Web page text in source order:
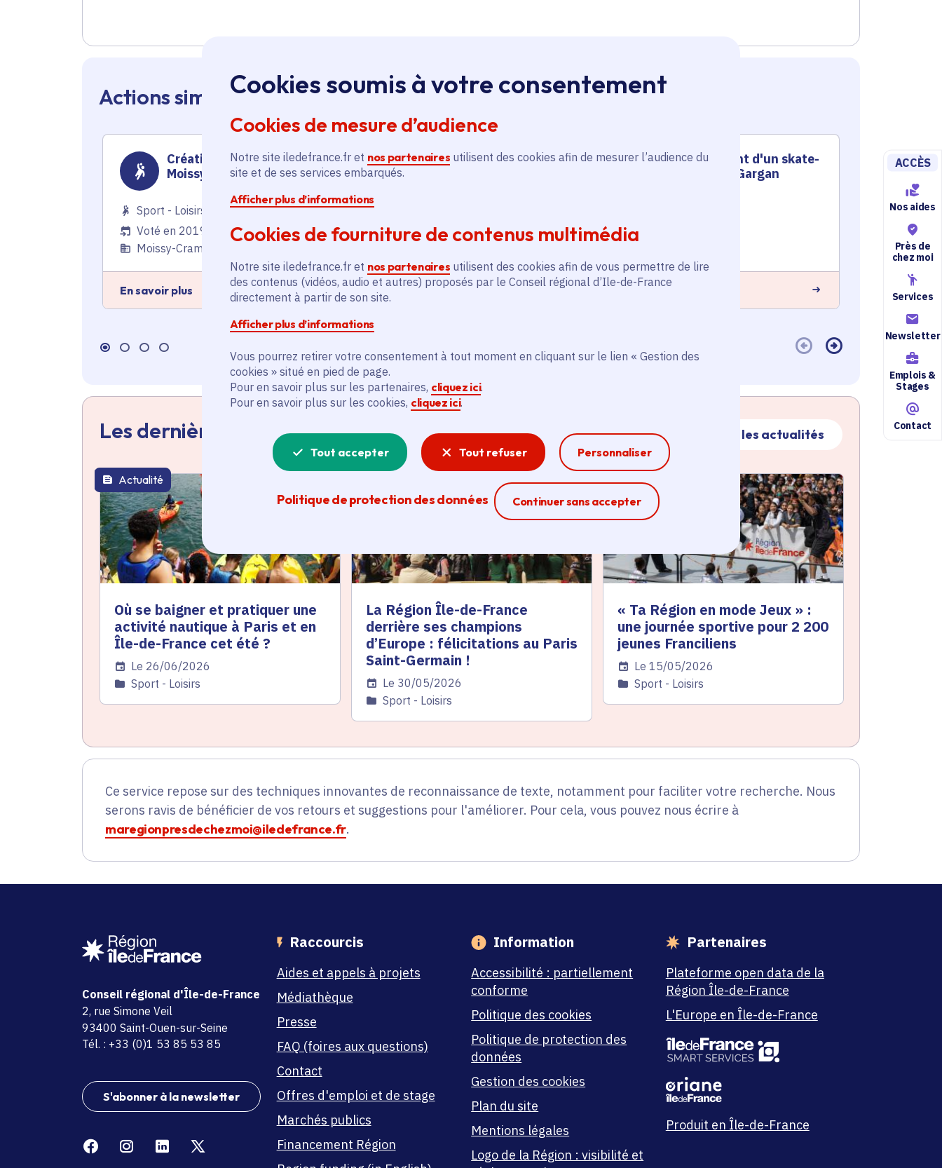
Cookies soumis à votre consentement
Cookies de mesure d’audience
Notre site iledefrance.fr et nos partenaires utilisent des cookies afin de mesurer l’audience du
site et de ses services embarqués.
Afficher plus d’informations
Cookies de fourniture de contenus multimédia
Notre site iledefrance.fr et nos partenaires utilisent des cookies afin de vous permettre de lire
des contenus (vidéos, audio et autres) proposés par le Conseil régional d’Ile-de-France
directement à partir de son site.
Afficher plus d’informations
Vous pourrez retirer votre consentement à tout moment en cliquant sur le lien « Gestion des
cookies » situé en pied de page.
Pour en savoir plus sur les partenaires, cliquez ici.
Pour en savoir plus sur les cookies, cliquez ici.
Tout accepter Tout refuser Personnaliser
Politique de protection des données Continuer sans accepter
Ferme la modale
ACCÈS
Nos aides
Près de
chez moi
Services
Newsletter
Emplois &
Stages
Contact
Actions similaires en Île-de-France
Création d'un skatepark à
Moissy-Cramayel
Sport - Loisirs
Voté en 2019
Moissy-Cramayel (77)
En savoir plus
Création d'un skate-park à
Voté en 2022
En savoir plus
Aménagement d'un skate-
park à Livry-Gargan
Voté en 2020
En savoir plus
Sport -
Voté en
Suresnes
En savoir plus
Les dernières actualités Toutes les actualités
thématique active
Actualité
Où se baigner et pratiquer une
activité nautique à Paris et en
Île-de-France cet été ?
Date de l'arrêté
Le 26/06/2026
Catégorie
Sport - Loisirs
La Région Île-de-France
derrière ses champions
d’Europe : félicitations au Paris
Saint-Germain !
Date de l'arrêté
Le 30/05/2026
Catégorie
Sport - Loisirs
thématique active
Actualité
« Ta Région en mode Jeux » :
une journée sportive pour 2 200
jeunes Franciliens
Date de l'arrêté
Le 15/05/2026
Catégorie
Sport - Loisirs
Ce service repose sur des techniques innovantes de reconnaissance de texte, notamment pour faciliter votre recherche. Nous
serons ravis de bénéficier de vos retours et suggestions pour l'améliorer. Pour cela, vous pouvez nous écrire à
maregionpresdechezmoi@iledefrance.fr.
Conseil régional d'Île-de-France
adresse
2, rue Simone Veil
code postal et commune
93400 Saint-Ouen-sur-Seine
Tél. : +33 (0)1 53 85 53 85
S'abonner à la newsletter
FacebookInstagramLinkedin
Raccourcis
Aides et appels à projets
Médiathèque
Presse
FAQ (foires aux questions)
Contact
Offres d'emploi et de stage
Marchés publics
Financement Région
Information
Accessibilité : partiellement
conforme
Politique des cookies
Politique de protection des
données
Gestion des cookies
Plan du site
Mentions légales
Logo de la Région : visibilité et
Partenaires
Plateforme open data de la
Région Île-de-France
L'Europe en Île-de-France
Produit en Île-de-France